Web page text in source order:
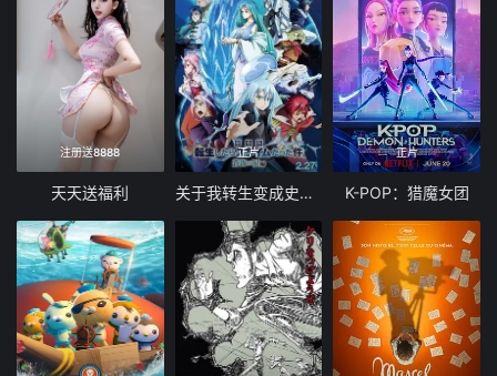
注册送8888
天天送福利
正片
关于我转生变成史莱姆这档事苍海之泪篇-劇場版
正片
K-POP：猎魔女团